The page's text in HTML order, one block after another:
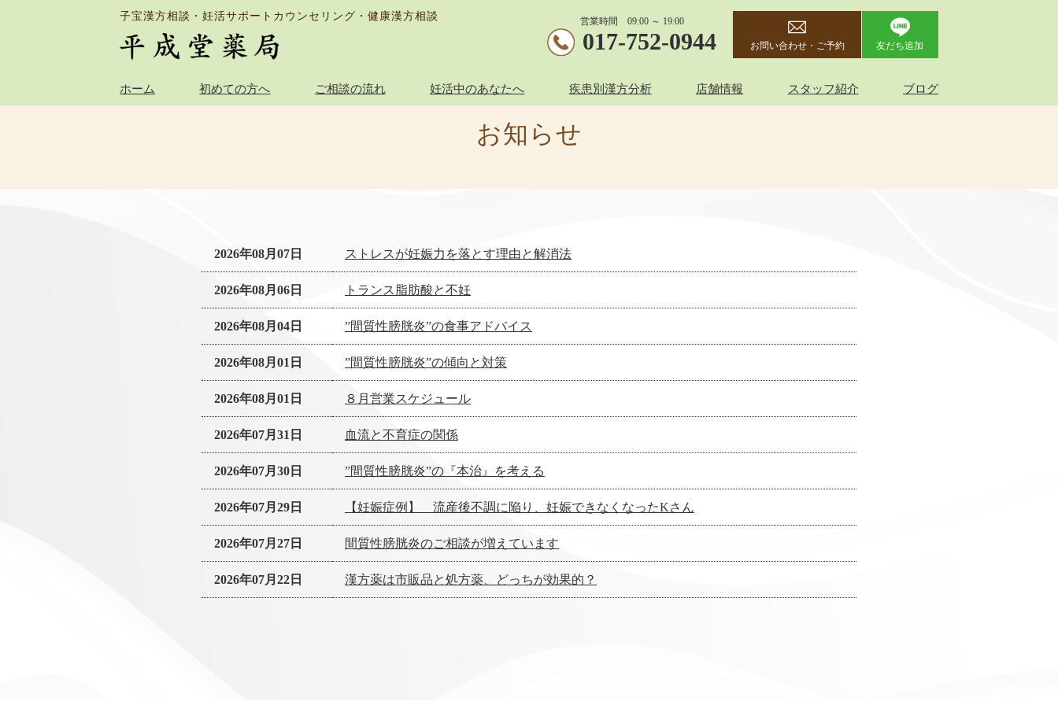
子宝漢方相談・妊活サポートカウンセリング・健康漢方相談 営業時間 09:00 ～ 19:00
017-752-0944 お問い合わせ・ご予約 友だち追加
ホーム 初めての方へ ご相談の流れ 妊活中のあなたへ 疾患別漢方分析 店舗情報 スタッフ紹介 ブログ
お知らせ
2026年08月07日 ストレスが妊娠力を落とす理由と解消法
2026年08月06日 トランス脂肪酸と不妊
2026年08月04日 ”間質性膀胱炎”の食事アドバイス
2026年08月01日 ”間質性膀胱炎”の傾向と対策
2026年08月01日 ８月営業スケジュール
2026年07月31日 血流と不育症の関係
2026年07月30日 ”間質性膀胱炎”の『本治』を考える
2026年07月29日 【妊娠症例】 流産後不調に陥り、妊娠できなくなったKさん
2026年07月27日 間質性膀胱炎のご相談が増えています
2026年07月22日 漢方薬は市販品と処方薬、どっちが効果的？